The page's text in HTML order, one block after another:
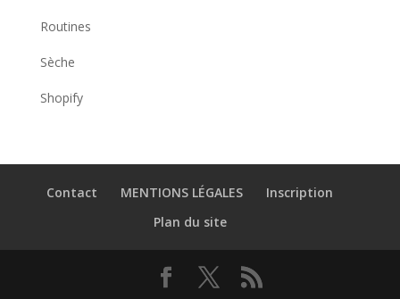
Routines
Sèche
Shopify
Contact MENTIONS LÉGALES
Inscription
Plan du site